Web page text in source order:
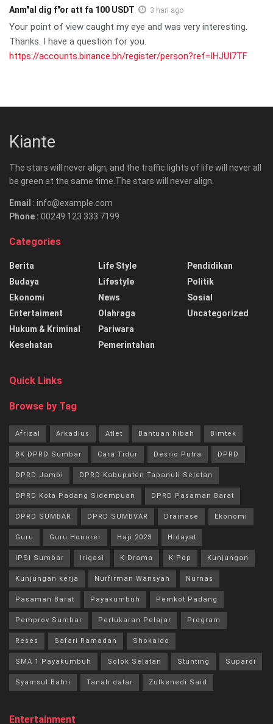
Anm"al dig f"or att fa 100 USDT 3 hari ago
Your point of view caught my eye and was very interesting.
Thanks. I have a question for you.
https://accounts.binance.bh/register/person?ref=IHJUI7TF
Kiante
The stars will never align, and the traffic lights of life will never all
be green at the same time.The stars will never align.
Email : info@example.com
Phone : 00249 123 333 7199
Categories
Berita
Budaya
Ekonomi
Entertaiment
Hukum & Kriminal
Kesehatan
Life Style
Lifestyle
News
Olahraga
Pariwara
Pemerintahan
Pendidikan
Politik
Sosial
Uncategorized
Quick Links
Browse by Tag
Afrizal Arkadius Atlet Bantuan hibah Bimtek
BK DPRD Sumbar Cara Tidur Desrio Putra DPRD
DPRD Jambi DPRD Kabupaten Tapanuli Selatan
DPRD Kota Padang Sidempuan DPRD Pasaman Barat
DPRD SUMBAR DPRD SUMBVAR Drainase Ekonomi
Guru Guru Honorer Haji 2023 Hidayat
IPSI Sumbar Irigasi K-Drama K-Pop Kunjungan
Kunjungan kerja Nurfirman Wansyah Nurnas
Pasaman Barat Payakumbuh Pemkot Padang
Pemprov Sumbar Pertukaran Pelajar Program
Reses Safari Ramadan Shokaido
SMA 1 Payakumbuh Solok Selatan Stunting Supardi
Syamsul Bahri Tanah datar Zulkenedi Said
Entertainment